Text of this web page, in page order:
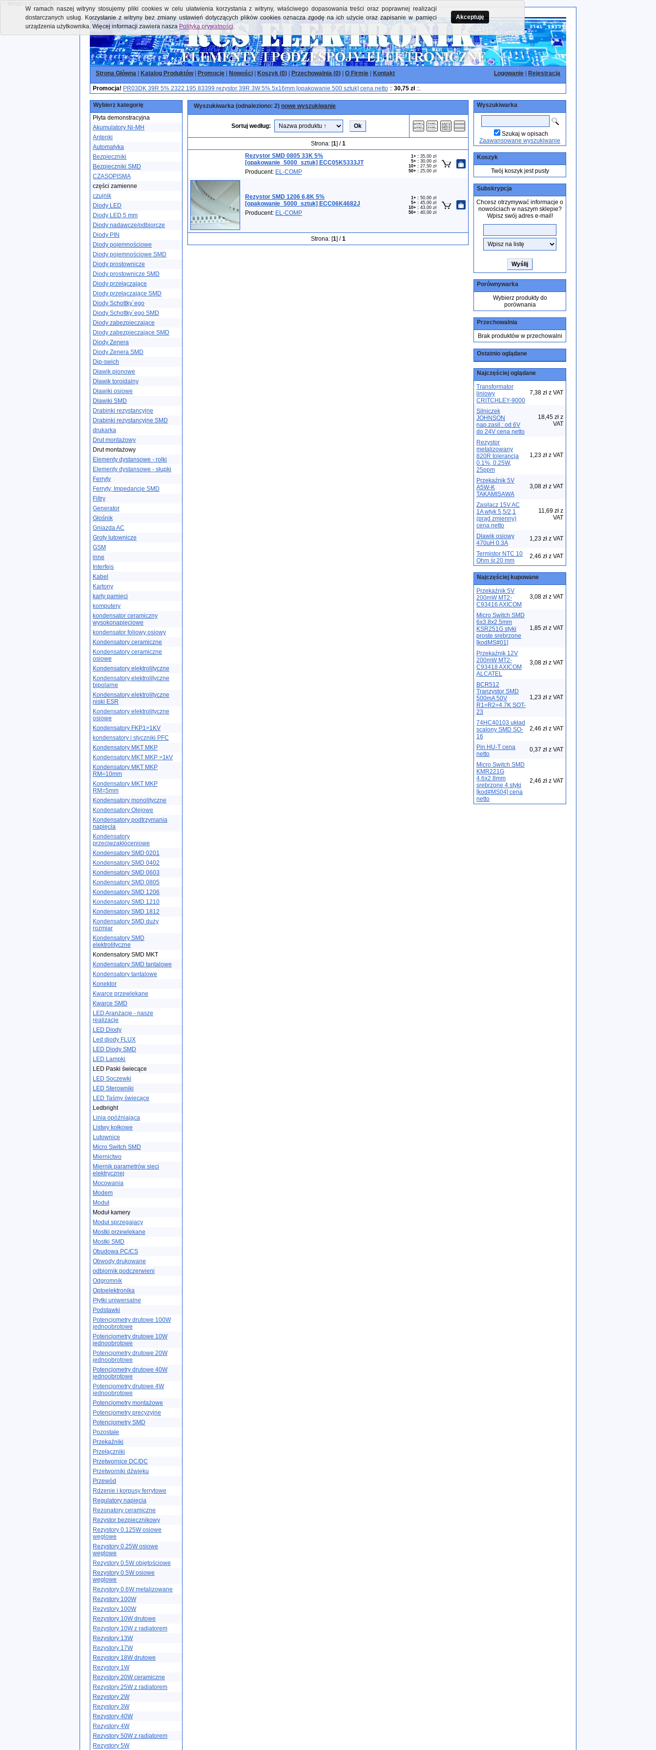
- skrypt z jasnym tłem:
Strona Główna Katalog Produktów| Promocje Nowości Koszyk (0) Przechowalnia (0) O Firmie Kontakt Logowanie Rejestracja
Promocja! PR03DK 39R 5% 2322 195 83399 rezystor 39R 3W 5% 5x16mm [opakowanie 500 sztuk] cena netto :: 30,75 zł::.
Wybierz kategorię
Płyta demonstracyjna
Akumulatory Ni-MH
Antenki
Automatyka
Bezpieczniki
Bezpieczniki SMD
CZASOPISMA
części zamienne
czujnik
Diody LED
Diody LED 5 mm
Diody nadawcze/odbiorcze
Diody PIN
Diody pojemnościowe
Diody pojemnościowe SMD
Diody prostownicze
Diody prostownicze SMD
Diody przełączające
Diody przełączające SMD
Diody Schottky´ego
Diody Schottky´ego SMD
Diody zabezpieczające
Diody zabezpieczające SMD
Diody Zenera
Diody Zenera SMD
Dip-swich
Dławik pionowe
Dławik toroidalny
Dławiki osiowe
Dławiki SMD
Drabinki rezystancyjne
Drabinki rezystancyjne SMD
drukarka
Drut montażowy
Drut montażowy
Elementy dystansowe - rolki
Elementy dystansowe - słupki
Ferryty
Ferryty; Impedancje SMD
Filtry
Generator
Głośnik
Gniazda AC
Groty lutownicze
GSM
inne
Interfejs
Kabel
Kartony
karty pamięci
komputery
kondensator ceramiczny
wysokonapięciowe
kondensator foliowy osiowy
Kondensatory ceramiczne
Kondensatory ceramiczne
osiowe
Kondensatory elektrolityczne
Kondensatory elektrolityczne
bipolarne
Kondensatory elektrolityczne
niski ESR
Kondensatory elektrolityczne
osiowe
Kondensatory FKP1>1KV
kondensatory i styczniki PFC
Kondensatory MKT MKP
Kondensatory MKT MKP >1kV
Kondensatory MKT MKP
RM=10mm
Kondensatory MKT MKP
RM=5mm
Kondensatory monolityczne
Kondensatory Olejowe
Kondensatory podtrzymania
napięcia
Kondensatory
przeciwzakłóceniowe
Kondensatory SMD 0201
Kondensatory SMD 0402
Kondensatory SMD 0603
Kondensatory SMD 0805
Kondensatory SMD 1206
Kondensatory SMD 1210
Kondensatory SMD 1812
Kondensatory SMD duży
rozmiar
Kondensatory SMD
elektrolityczne
Kondensatory SMD MKT
Kondensatory SMD tantalowe
Kondensatory tantalowe
Konektor
Kwarce przewlekane
Kwarce SMD
LED Aranżacje - nasze
realizacje
LED Diody
Led diody FLUX
LED Diody SMD
LED Lampki
LED Paski świecące
LED Soczewki
LED Sterowniki
LED Taśmy świecące
Ledbright
Linia opóźniająca
Listwy kołkowe
Lutownice
Micro Switch SMD
Miernictwo
Miernik parametrów sieci
elektrycznej
Mocowania
Modem
Moduł
Moduł kamery
Moduł sprzegajacy
Mostki przewlekane
Mostki SMD
Obudowa PC/CS
Obwody drukowane
odbiornik podczerwieni
Odgromnik
Optoelektronika
Płytki uniwersalne
Podstawki
Potencjometry drutowe 100W
jednoobrotowe
Potencjometry drutowe 10W
jednoobrotowe
Potencjometry drutowe 20W
jednoobrotowe
Potencjometry drutowe 40W
jednoobrotowe
Potencjometry drutowe 4W
jednoobrotowe
Potencjometry montażowe
Potencjometry precyzyjne
Potencjometry SMD
Pozostałe
Przekaźniki
Przełączniki
Przetwornice DC/DC
Przetworniki dźwięku
Przewód
Rdzenie i korpusy ferrytowe
Regulatory napięcia
Rezonatory ceramiczne
Rezystor bezpiecznikowy
Rezystory 0.125W osiowe
węglowe
Rezystory 0.25W osiowe
węglowe
Rezystory 0.5W objętościowe
Rezystory 0.5W osiowe
węglowe
Rezystory 0.6W metalizowane
Rezystory 100W
Rezystory 100W
Rezystory 10W drutowe
Rezystory 10W z radiatorem
Rezystory 13W
Rezystory 17W
Rezystory 18W drutowe
Rezystory 1W
Rezystory 20W ceramiczne
Rezystory 25W z radiatorem
Rezystory 2W
Rezystory 3W
Rezystory 40W
Rezystory 4W
Rezystory 50W z radiatorem
Rezystory 5W
Wyszukiwarka (odnaleziono: 2) nowe wyszukiwanie
Sortuj według:
Strona: [1] /1
Rezystor SMD 0805 33K 5%
[opakowanie_5000_sztuk] ECC05K5333JT
Producent: EL-COMP
1+ : 35,00 zł
5+ : 30,00 zł
10+ : 27,50 zł
50+ : 25,00 zł
Rezystor SMD 1206 6,8K 5%
[opakowanie_5000_sztuk] ECC06K4682J
Producent: EL-COMP
1+ : 50,00 zł
5+ : 45,00 zł
10+ : 43,00 zł
50+ : 40,00 zł
Strona: [1] /1
Wyszukiwarka
Szukaj w opisach
Zaawansowane wyszukiwanie
Koszyk
Twój koszyk jest pusty
Subskrypcja
Chcesz otrzymywać informacje o
nowościach w naszym sklepie?
Wpisz swój adres e-mail!
Porównywarka
Wybierz produkty do
porównania
Przechowalnia
Brak produktów w przechowalni
Ostatnio oglądane
Najczęściej oglądane
Transformator
liniowy
CRITCHLEY-9000
7,38 zł z VAT
Silniczek
JOHNSON
nap.zasil.: od 6V
do 24V cena netto
18,45 zł z
VAT
Rezystor
metalizowany
820R tolerancja
0.1%, 0.25W,
25ppm
1,23 zł z VAT
Przekaźnik 5V
A5W-K
TAKAMISAWA
3,08 zł z VAT
Zasilacz 15V AC
1A wtyk 5,5/2,1
(prąd zmienny)
cena netto
11,69 zł z
VAT
Dławik osiowy
470uH 0.3A
1,23 zł z VAT
Termistor NTC 10
Ohm śr.20 mm
2,46 zł z VAT
Najczęściej kupowane
Przekaźnik 5V
200mW MT2-
C93416 AXICOM
3,08 zł z VAT
Micro Switch SMD
6x3.8x2.5mm
KSR251G styki
proste srebrzone
[kodMS#01]
1,85 zł z VAT
Przekaźnik 12V
200mW MT2-
C93418 AXICOM
ALCATEL
3,08 zł z VAT
BCR512
Tranzystor SMD
500mA 50V
R1=R2=4.7K SOT-
23
1,23 zł z VAT
74HC40103 układ
scalony SMD SO-
16
2,46 zł z VAT
Pin HU-T cena
netto
0,37 zł z VAT
Micro Switch SMD
KMR221G
4.6x2.8mm
srebrzone 4 styki
[kod#MS04] cena
netto
2,46 zł z VAT
W ramach naszej witryny stosujemy pliki cookies w celu ułatwienia korzystania z witryny, właściwego dopasowania treści oraz poprawnej realizacji
dostarczanych usług. Korzystanie z witryny bez zmiany ustawień dotyczących plików cookies oznacza zgodę na ich użycie oraz zapisanie w pamięci
urządzenia użytkownika. Więcej informacji zawiera nasza Polityka prywatności.
Akceptuję